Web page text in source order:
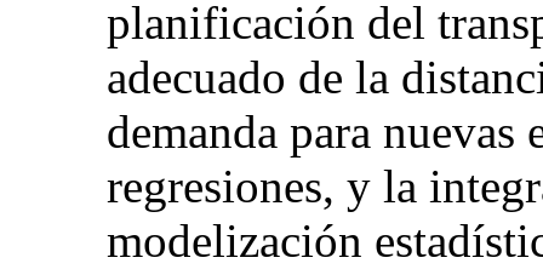
planificación del
adecuado de la
demanda para nuevas
regresiones, y la
modelización